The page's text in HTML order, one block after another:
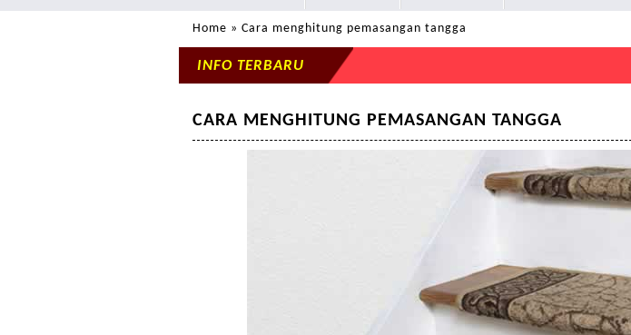
Home » Cara menghitung pemasangan tangga
INFO TERBARU
CARA MENGHITUNG PEMASANGAN TANGGA